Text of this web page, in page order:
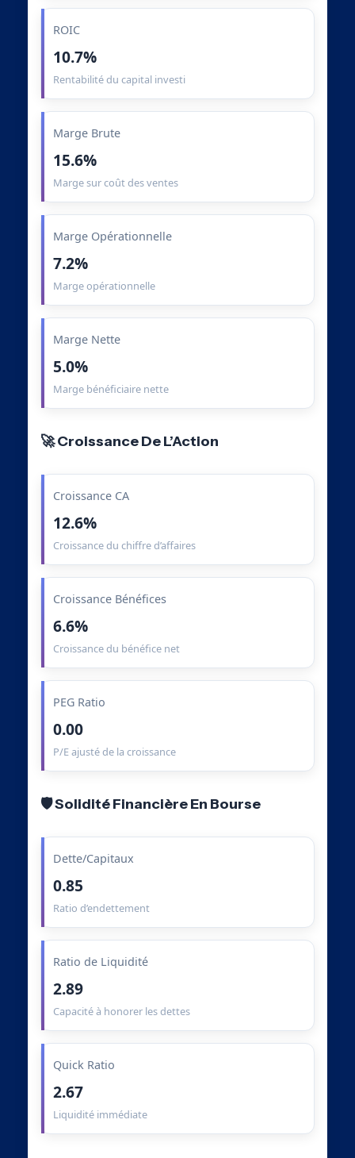
ROIC
10.7%
Rentabilité du capital investi
Marge Brute
15.6%
Marge sur coût des ventes
Marge Opérationnelle
7.2%
Marge opérationnelle
Marge Nette
5.0%
Marge bénéficiaire nette
🚀 Croissance De L’Action
Croissance CA
12.6%
Croissance du chiffre d’affaires
Croissance Bénéfices
6.6%
Croissance du bénéfice net
PEG Ratio
0.00
P/E ajusté de la croissance
🛡️ Solidité Financière En Bourse
Dette/Capitaux
0.85
Ratio d’endettement
Ratio de Liquidité
2.89
Capacité à honorer les dettes
Quick Ratio
2.67
Liquidité immédiate